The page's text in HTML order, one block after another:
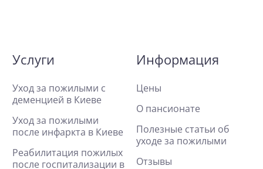
Услуги
Уход за пожилыми с
деменцией в Киеве
Уход за пожилыми
после инфаркта в Киеве
Реабилитация пожилых
после госпитализации в
Информация
Цены
О пансионате
Полезные статьи об
уходе за пожилыми
Отзывы